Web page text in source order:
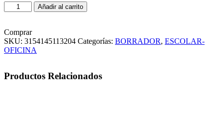
BORRADOR
MAPED
COLORES
cantidad
Añadir al carrito
Comprar
SKU: 3154145113204 Categorías: BORRADOR, ESCOLAR-
OFICINA
Productos Relacionados